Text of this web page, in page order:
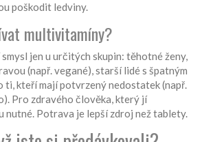
poškodit ledviny.
multivitamíny?
jen u určitých skupin: těhotné ženy,
(např. vegané), starší lidé s špatným
ti, kteří mají potvrzený nedostatek (např.
Pro zdravého člověka, který jí
nutné. Potrava je lepší zdroj než tablety.